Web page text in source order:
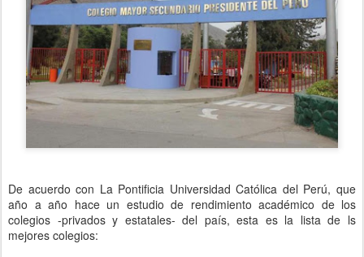
De acuerdo con La Pontificia Universidad Católica del Perú, que
año a año hace un estudio de rendimiento académico de los
colegios -privados y estatales- del país, esta es la lista de ls
mejores colegios: